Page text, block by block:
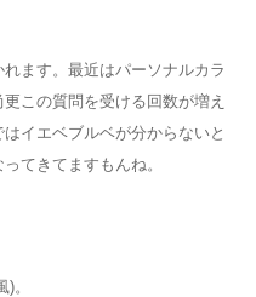
ます。最近はパーソナルカラ
この質問を受ける回数が増え
イエベブルベが分からないと
てきてますもんね。
。